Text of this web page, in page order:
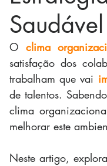
Saudável
O clima
satisfação dos
trabalham que vai
de talentos.
clima
melhorar este
Neste artigo,